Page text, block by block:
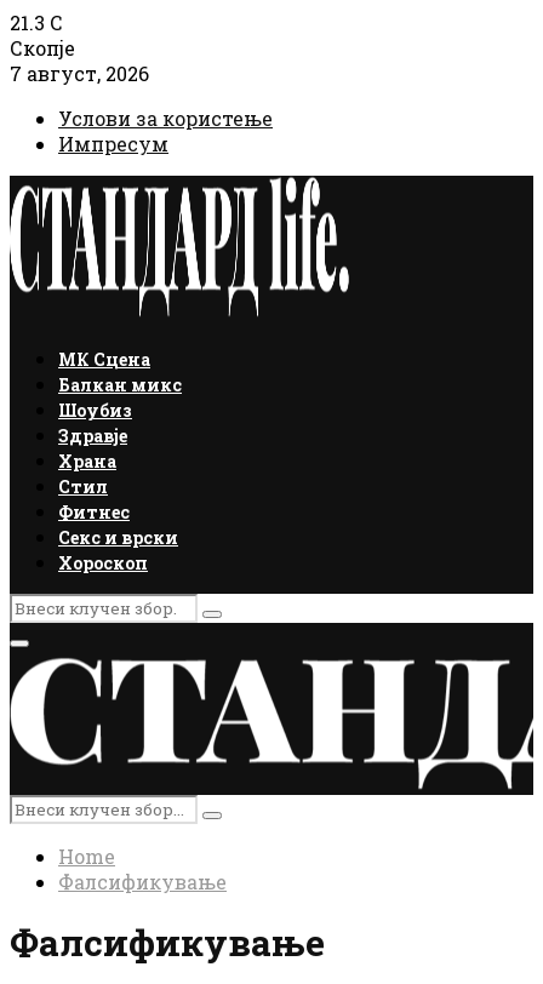
21.3 C
Скопје
7 август, 2026
Услови за користење
Импресум
Facebook
Instagram
Email
Rss
МК Сцена
Балкан микс
Шоубиз
Здравје
Храна
Стил
Фитнес
Секс и врски
Хороскоп
Search
for:
Search
Primary
Menu
Search
for:
Search
Home
Фалсификување
Фалсификување